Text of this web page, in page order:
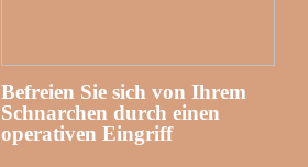
Befreien Sie sich von Ihrem
Schnarchen durch einen
operativen Eingriff